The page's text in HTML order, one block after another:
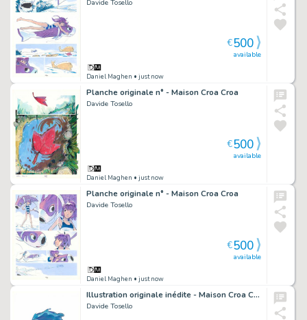
Davide Tosello
Daniel Maghen • just now
available
€500
Planche originale n° - Maison Croa Croa
Davide Tosello
Daniel Maghen • just now
available
€500
Planche originale n° - Maison Croa Croa
Davide Tosello
Daniel Maghen • just now
available
€500
Illustration originale inédite - Maison Croa Croa
Davide Tosello